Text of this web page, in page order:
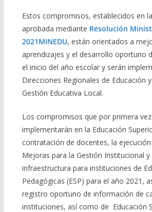
Estos compromisos, establecidos en
aprobada mediante Resolución
2021MINEDU, están orientados a
aprendizajes y el desarrollo oportuno
el inicio del año escolar y serán
Direcciones Regionales de Educación
Gestión Educativa Local.
Los compromisos que por primera
implementarán en la Educación
contratación de docentes, la ejecución
Mejoras para la Gestión Institucional y
infraestructura para instituciones de
Pedagógicas (ESP) para el año 2021,
registro oportuno de información de
instituciones, así como de Educación